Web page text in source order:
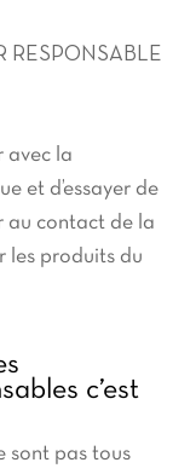
RESPONSABLE
avec la
et d’essayer de
au contact de la
les produits du
c’est
sont pas tous